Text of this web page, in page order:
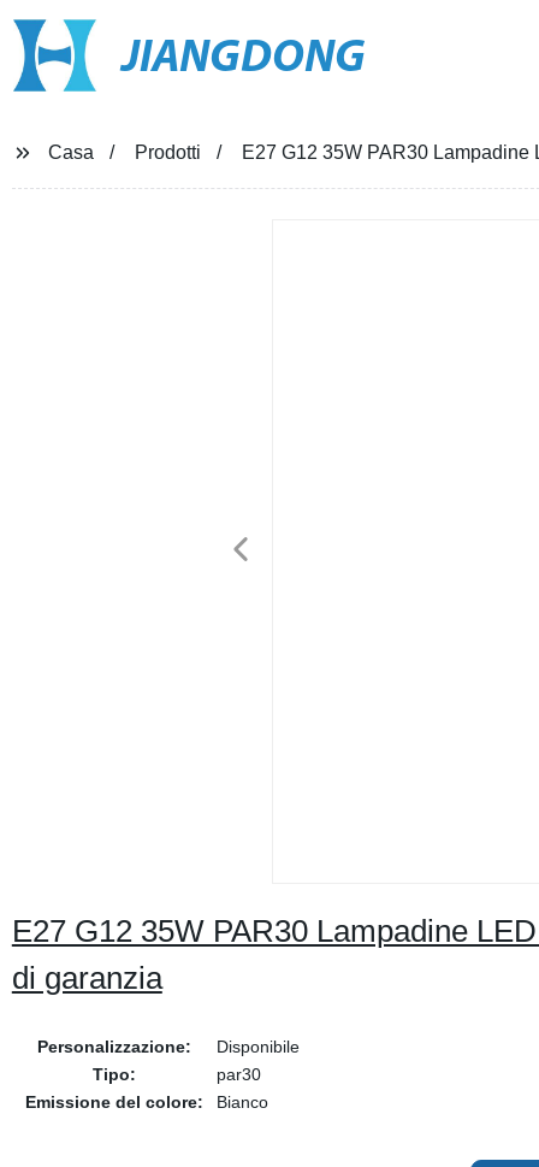
JIANGDONG
Casa Prodotti E27 G12 35W PAR30
E27 G12 35W PAR30 Lampadine
di garanzia
Personalizzazione:
Disponibile
Tipo:
par30
Emissione del colore:
Bianco